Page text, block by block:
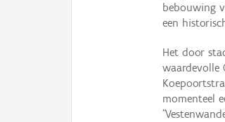
bebouwing
een
Het door
waardevolle
momenteel